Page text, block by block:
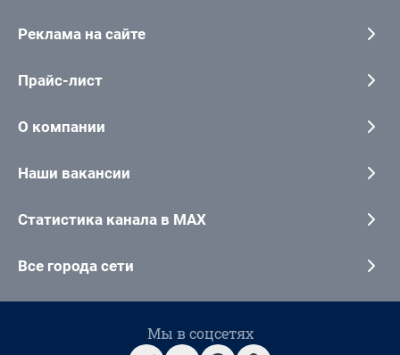
Реклама на сайте
Прайс-лист
О компании
Наши вакансии
Статистика канала в MAX
Все города сети
Мы в соцсетях